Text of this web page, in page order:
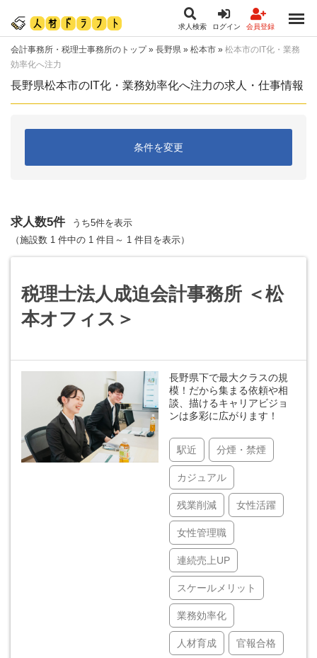
求人検索 ログイン 会員登録
会計事務所・税理士事務所のトップ» 長野県 » 松本市 » 松本市のIT化・業務
効率化へ注力
長野県松本市のIT化・業務効率化へ注力の求人・仕事情報
条件を変更
求人数5件
うち5件を表示
（施設数 1 件中の 1 件目～ 1 件目を表示）
税理士法人成迫会計事務所 ＜松
本オフィス＞
長野県下で最大クラスの規
模！だから集まる依頼や相
談、描けるキャリアビジョ
ンは多彩に広がります！
駅近 分煙・禁煙
カジュアル
残業削減 女性活躍
女性管理職
連続売上UP
スケールメリット
業務効率化
人材育成 官報合格